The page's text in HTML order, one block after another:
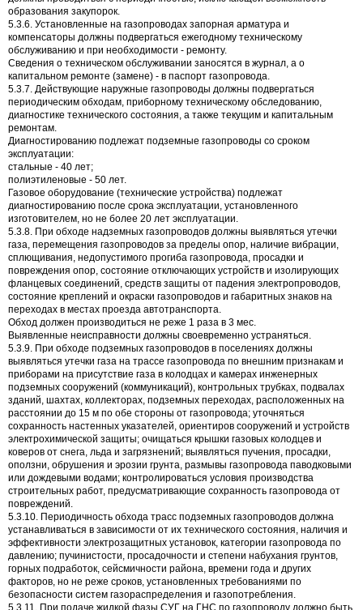
образования закупорок.
5.3.6. Установленные на газопроводах запорная арматура и
компенсаторы должны подвергаться ежегодному техническому
обслуживанию и при необходимости - ремонту.
Сведения о техническом обслуживании заносятся в журнал, а о
капитальном ремонте (замене) - в паспорт газопровода.
5.3.7. Действующие наружные газопроводы должны подвергаться
периодическим обходам, приборному техническому обследованию,
диагностике технического состояния, а также текущим и капитальным
ремонтам.
Диагностированию подлежат подземные газопроводы со сроком
эксплуатации:
стальные - 40 лет;
полиэтиленовые - 50 лет.
Газовое оборудование (технические устройства) подлежат
диагностированию после срока эксплуатации, установленного
изготовителем, но не более 20 лет эксплуатации.
5.3.8. При обходе надземных газопроводов должны выявляться утечки
газа, перемещения газопроводов за пределы опор, наличие вибрации,
сплющивания, недопустимого прогиба газопровода, просадки и
повреждения опор, состояние отключающих устройств и изолирующих
фланцевых соединений, средств защиты от падения электропроводов,
состояние креплений и окраски газопроводов и габаритных знаков на
переходах в местах проезда автотранспорта.
Обход должен производиться не реже 1 раза в 3 мес.
Выявленные неисправности должны своевременно устраняться.
5.3.9. При обходе подземных газопроводов в поселениях должны
выявляться утечки газа на трассе газопровода по внешним признакам и
приборами на присутствие газа в колодцах и камерах инженерных
подземных сооружений (коммуникаций), контрольных трубках, подвалах
зданий, шахтах, коллекторах, подземных переходах, расположенных на
расстоянии до 15 м по обе стороны от газопровода; уточняться
сохранность настенных указателей, ориентиров сооружений и устройств
электрохимической защиты; очищаться крышки газовых колодцев и
коверов от снега, льда и загрязнений; выявляться пучения, просадки,
оползни, обрушения и эрозии грунта, размывы газопровода паводковыми
или дождевыми водами; контролироваться условия производства
строительных работ, предусматривающие сохранность газопровода от
повреждений.
5.3.10. Периодичность обхода трасс подземных газопроводов должна
устанавливаться в зависимости от их технического состояния, наличия и
эффективности электрозащитных установок, категории газопровода по
давлению; пучинистости, просадочности и степени набухания грунтов,
горных подработок, сейсмичности района, времени года и других
факторов, но не реже сроков, установленных требованиями по
безопасности систем газораспределения и газопотребления.
5.3.11. При подаче жидкой фазы СУГ на ГНС по газопроводу должно быть